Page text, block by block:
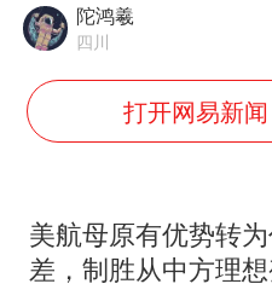
上海
《龙
“伊斯
陀鸿羲
四川
打开网易新
美航母原有优势转
差，制胜从中方理想